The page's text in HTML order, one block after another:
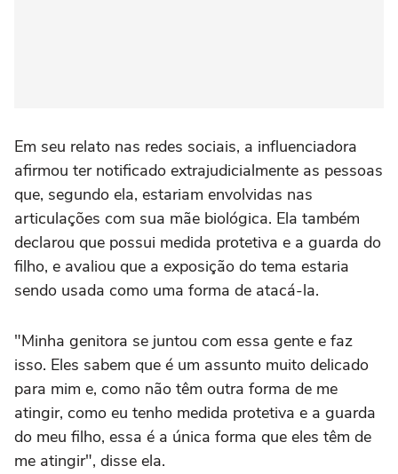
Em seu relato nas redes sociais, a influenciadora
afirmou ter notificado extrajudicialmente as pessoas
que, segundo ela, estariam envolvidas nas
articulações com sua mãe biológica. Ela também
declarou que possui medida protetiva e a guarda do
filho, e avaliou que a exposição do tema estaria
sendo usada como uma forma de atacá-la.
"Minha genitora se juntou com essa gente e faz
isso. Eles sabem que é um assunto muito delicado
para mim e, como não têm outra forma de me
atingir, como eu tenho medida protetiva e a guarda
do meu filho, essa é a única forma que eles têm de
me atingir", disse ela.